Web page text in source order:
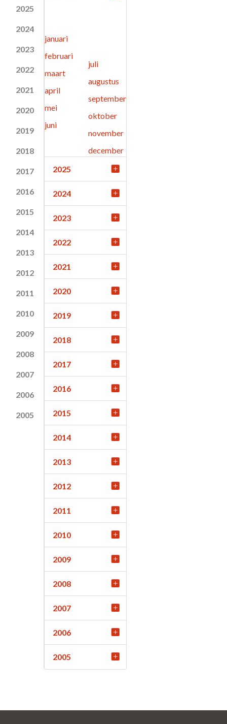
2025
2024
2023
2022
2021
2020
2019
2018
2017
2016
2015
2014
2013
2012
2011
2010
2009
2008
2007
2006
2005
januari
februari
maart
april
mei
juni
juli
augustus
september
oktober
november
december
2025
2024
2023
2022
2021
2020
2019
2018
2017
2016
2015
2014
2013
2012
2011
2010
2009
2008
2007
2006
2005